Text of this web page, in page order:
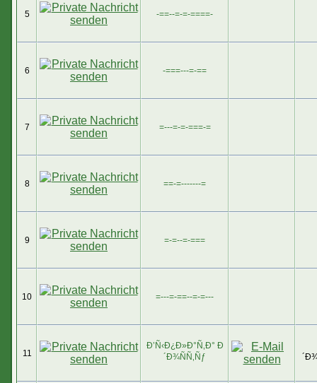
5 -==--=-=-====-
6 -===---=-==
7 =---=-=-===-=
8 ==-=-------=
9 =-=--=-===
10 =---=-==--=-=---
11
Ð’Ñ‹Ð¿Ð»Ð°Ñ‚Ð° Ð
´Ð¾ÑÑ‚Ñƒ